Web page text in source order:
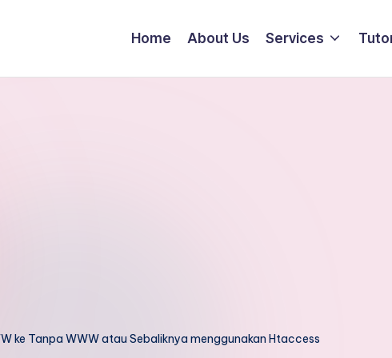
Home About Us Services
ke Tanpa WWW atau Sebaliknya menggunakan Htaccess